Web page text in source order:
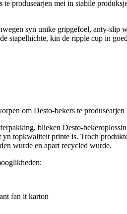
produsearjen mei in stabile
syn unike gripgefoel, anty-slip
stapelhichte, kin de ripple cup in
om Desto-bekers te
blieken Desto-
topkwaliteit printe is. Troch
wurde en apart recycled wurde.
fan it karton